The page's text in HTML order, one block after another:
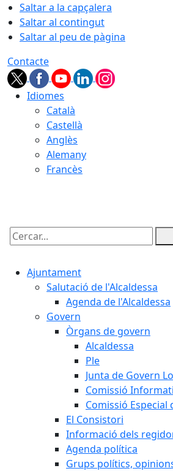
Saltar a la capçalera
Saltar al contingut
Saltar al peu de pàgina
Contacte
Idiomes
Català
Castellà
Anglès
Alemany
Francès
Cercar:
Ajuntament
Salutació de l'Alcaldessa
Agenda de l'Alcaldessa
Govern
Òrgans de govern
Alcaldessa
Ple
Junta de Govern
Comissió
Comissió Especial
El Consistori
Informació dels
Agenda política
Grups polítics,